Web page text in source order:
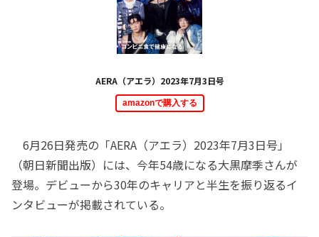
AERA（アエラ）2023年7月3日号
amazonで購入する
6月26日発売の「AERA（アエラ）2023年7月3日号」
（朝日新聞出版）には、今年54歳になる大黒摩季さんが
登場。デビューから30年のキャリアと半生を振り返るイ
ンタビューが掲載されている。